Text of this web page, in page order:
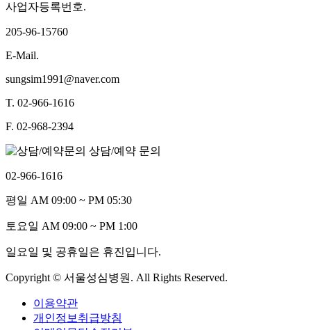
사업자등록번호.
205-96-15760
E-Mail.
sungsim1991@naver.com
T. 02-966-1616
F. 02-968-2394
상담/예약 문의
02-966-1616
평일 AM 09:00 ~ PM 05:30
토요일 AM 09:00 ~ PM 1:00
일요일 및 공휴일은 휴진입니다.
Copyright © 서울성심병원. All Rights Reserved.
이용약관
개인정보취급방침